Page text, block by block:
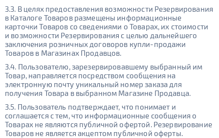
3.3. В целях предоставления возможности Резервирования
в Каталоге Товаров размещены информационные
карточки Товаров со сведениями о Товарах, их стоимости
и возможности Резервирования с целью дальнейшего
заключения розничных договоров купли-продажи
Товаров в Магазинах Продавцов.
3.4. Пользователю, зарезервировавшему выбранный им
Товар, направляется посредством сообщения на
электронную почту уникальный номер заказа для
получения Товара в выбранном Магазине Продавца.
3.5. Пользователь подтверждает, что понимает и
соглашается с тем, что информационные сообщения о
Товарах не являются публичной офертой. Резервирование
Товаров не является акцептом публичной оферты.